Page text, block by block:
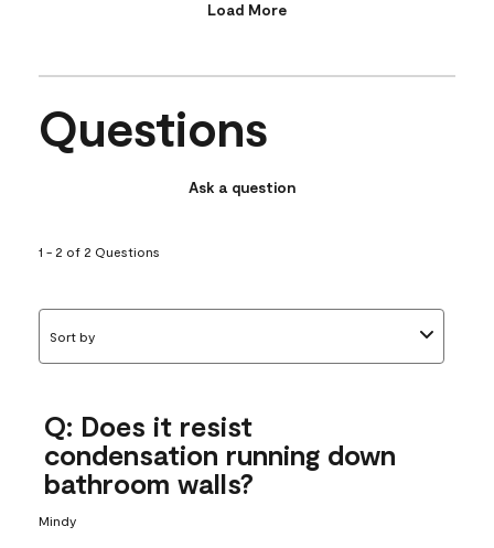
Load More
Questions
Ask a question
1 - 2 of 2 Questions
Sort by
Q: Does it resist
condensation running down
bathroom walls?
Mindy